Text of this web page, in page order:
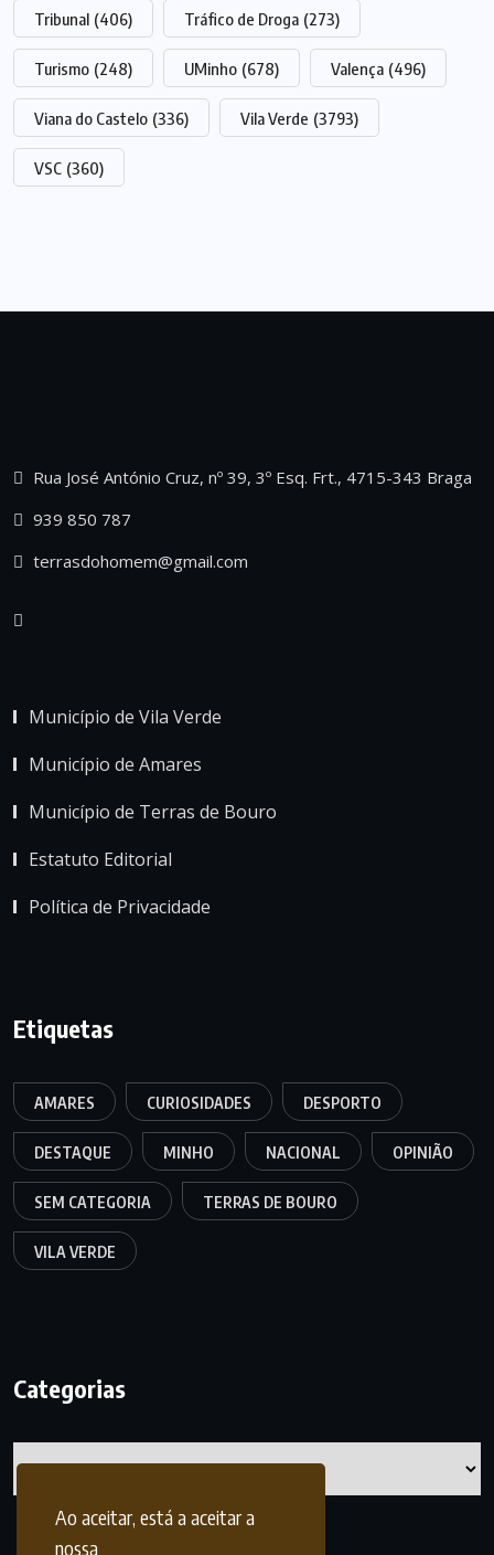
Ao aceitar, está a aceitar a
nossa
Tribunal (406) Tráfico de Droga (273)
Turismo (248) UMinho (678) Valença (496)
Viana do Castelo (336) Vila Verde (3793)
VSC (360)
Rua José António Cruz, nº 39, 3º Esq. Frt., 4715-343 Braga
939 850 787
terrasdohomem@gmail.com
Município de Vila Verde
Município de Amares
Município de Terras de Bouro
Estatuto Editorial
Política de Privacidade
Etiquetas
AMARES CURIOSIDADES DESPORTO
DESTAQUE MINHO NACIONAL OPINIÃO
SEM CATEGORIA TERRAS DE BOURO
VILA VERDE
Categorias